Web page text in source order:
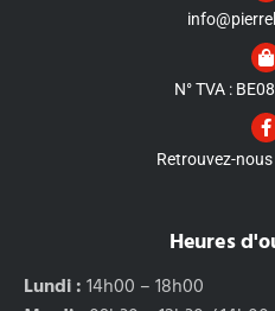
N° TVA :
Retrouvez-
Heures
Lundi :14h00 – 18h00